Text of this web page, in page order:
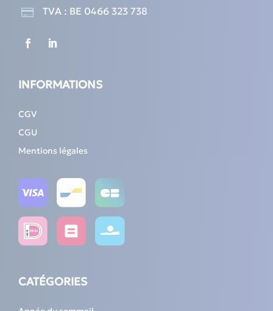
 TVA : BE 0466 323 738
INFORMATIONS
CGV
CGU
Mentions légales
CATÉGORIES